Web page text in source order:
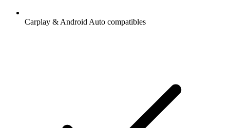
Carplay & Android Auto compatibles